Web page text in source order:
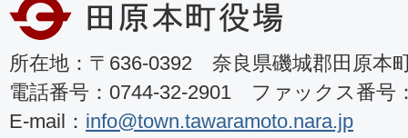
所在地：〒636-0392 奈良県磯城郡田原本
電話番号：0744-32-2901 ファックス番号
E-mail： info@town.tawaramoto.nara.jp